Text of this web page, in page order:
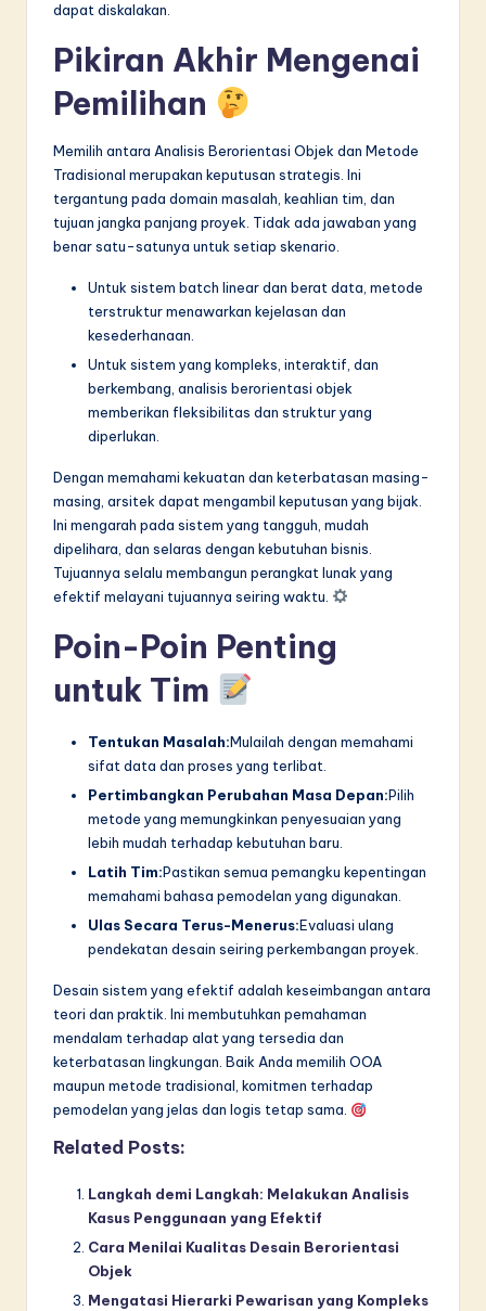
dapat diskalakan.
Pikiran Akhir Mengenai
Pemilihan
Memilih antara Analisis Berorientasi Objek dan Metode
Tradisional merupakan keputusan strategis. Ini
tergantung pada domain masalah, keahlian tim, dan
tujuan jangka panjang proyek. Tidak ada jawaban yang
benar satu-satunya untuk setiap skenario.
Untuk sistem batch linear dan berat data, metode
terstruktur menawarkan kejelasan dan
kesederhanaan.
Untuk sistem yang kompleks, interaktif, dan
berkembang, analisis berorientasi objek
memberikan fleksibilitas dan struktur yang
diperlukan.
Dengan memahami kekuatan dan keterbatasan masing-
masing, arsitek dapat mengambil keputusan yang bijak.
Ini mengarah pada sistem yang tangguh, mudah
dipelihara, dan selaras dengan kebutuhan bisnis.
Tujuannya selalu membangun perangkat lunak yang
efektif melayani tujuannya seiring waktu.
Poin-Poin Penting
untuk Tim
Tentukan Masalah:Mulailah dengan memahami
sifat data dan proses yang terlibat.
Pertimbangkan Perubahan Masa Depan:Pilih
metode yang memungkinkan penyesuaian yang
lebih mudah terhadap kebutuhan baru.
Latih Tim:Pastikan semua pemangku kepentingan
memahami bahasa pemodelan yang digunakan.
Ulas Secara Terus-Menerus:Evaluasi ulang
pendekatan desain seiring perkembangan proyek.
Desain sistem yang efektif adalah keseimbangan antara
teori dan praktik. Ini membutuhkan pemahaman
mendalam terhadap alat yang tersedia dan
keterbatasan lingkungan. Baik Anda memilih OOA
maupun metode tradisional, komitmen terhadap
pemodelan yang jelas dan logis tetap sama.
Related Posts:
Langkah demi Langkah: Melakukan Analisis
Kasus Penggunaan yang Efektif
Cara Menilai Kualitas Desain Berorientasi
Objek
Mengatasi Hierarki Pewarisan yang Kompleks